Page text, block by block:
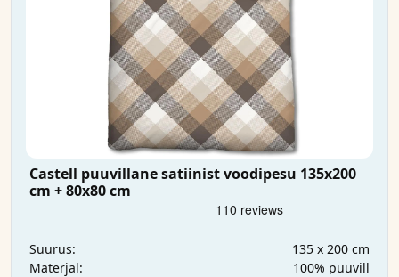
Castell puuvillane satiinist voodipesu 135x200
cm + 80x80 cm
Suurus:
135 x 200 cm
Materjal:
100% puuvill